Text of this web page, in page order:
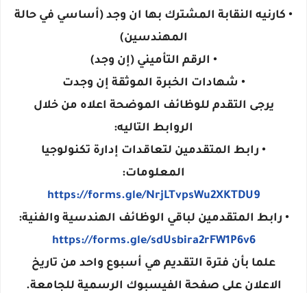
• كارنيه النقابة المشترك بها ان وجد (أساسي في حالة
المهندسين)
• الرقم التأميني (إن وجد)
• شهادات الخبرة الموثقة إن وجدت
يرجى التقدم للوظائف الموضحة اعلاه من خلال
الروابط التاليه:
• رابط المتقدمين لتعاقدات إدارة تكنولوجيا
المعلومات:
https://forms.gle/NrjLTvpsWu2XKTDU9
• رابط المتقدمين لباقي الوظائف الهندسية والفنية:
https://forms.gle/sdUsbira2rFW1P6v6
علما بأن فترة التقديم هي أسبوع واحد من تاريخ
الاعلان على صفحة الفيسبوك الرسمية للجامعة.